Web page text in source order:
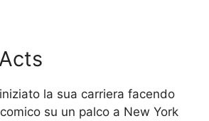
la sua carriera facendo
su un palco a New York